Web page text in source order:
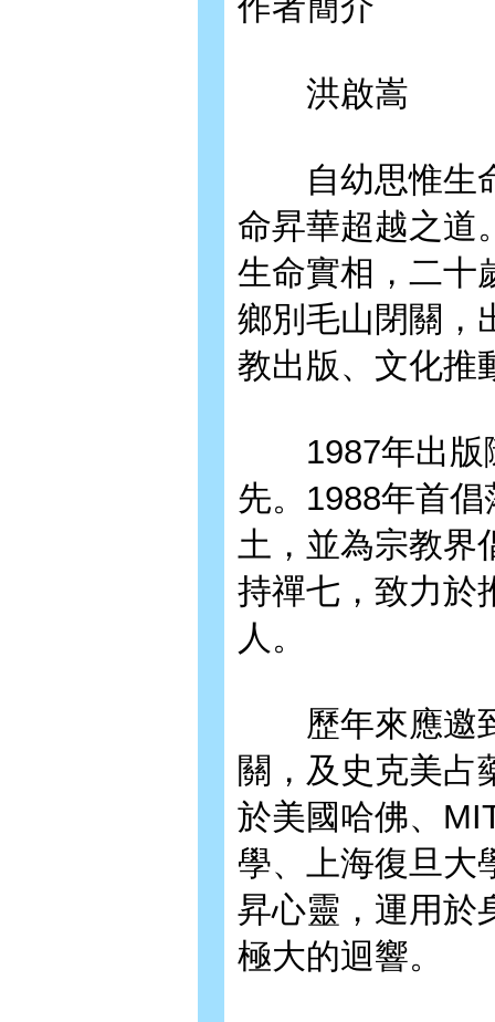
洪啟嵩
自幼思惟生命
命昇華超越之道
生命實相，二十
鄉別毛山閉關，
教出版、文化推
1987年出版
先。1988年首
土，並為宗教界
持禪七，致力於
人。
歷年來應邀到
關，及史克美占
於美國哈佛、
學、上海復旦大
昇心靈，運用於
極大的迴響。